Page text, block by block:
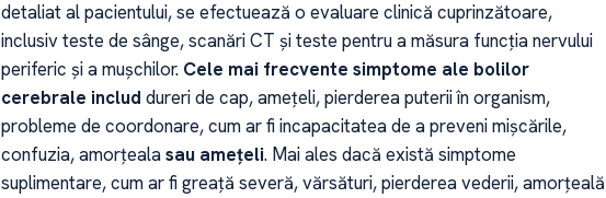
detaliat al pacientului, se efectuează o evaluare clinică cuprinzătoare,
inclusiv teste de sânge, scanări CT și teste pentru a măsura funcția nervului
periferic și a mușchilor. Cele mai frecvente simptome ale bolilor
cerebrale includ dureri de cap, amețeli, pierderea puterii în organism,
probleme de coordonare, cum ar fi incapacitatea de a preveni mișcările,
confuzia, amorțealasau amețeli. Mai ales dacă există simptome
suplimentare, cum ar fi greață severă, vărsături, pierderea vederii, amorțeală